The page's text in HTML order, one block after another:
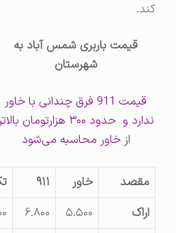
قیمت باربری شمس آباد به
شهرستان
قیمت 911 فرق چندانی با خاور
ندارد و حدود ۳۰۰ هزارتومان بالاتر
از خاور محاسبه می‌شود
مقصد خاور
۵.۵۰۰ ۶.۸۰۰ ۷.۵۰۰